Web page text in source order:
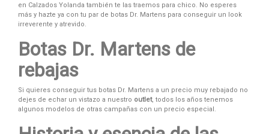
en Calzados Yolanda también te las traemos para chico. No esperes
más y hazte ya con tu par de botas Dr. Martens para conseguir un look
irreverente y atrevido.
Botas Dr. Martens de
rebajas
Si quieres conseguir tus botas Dr. Martens a un precio muy rebajado no
dejes de echar un vistazo a nuestro outlet, todos los años tenemos
algunos modelos de otras campañas con un precio especial.